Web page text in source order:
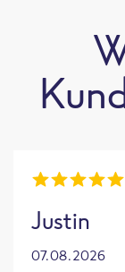
Justin
07.08.2026